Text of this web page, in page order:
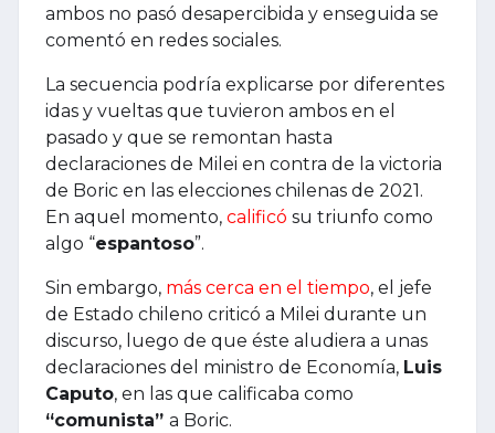
ambos no pasó desapercibida y enseguida se
comentó en redes sociales.
La secuencia podría explicarse por diferentes
idas y vueltas que tuvieron ambos en el
pasado y que se remontan hasta
declaraciones de Milei en contra de la victoria
de Boric en las elecciones chilenas de 2021.
En aquel momento, calificó su triunfo como
algo “espantoso”.
Sin embargo, más cerca en el tiempo, el jefe
de Estado chileno criticó a Milei durante un
discurso, luego de que éste aludiera a unas
declaraciones del ministro de Economía, Luis
Caputo, en las que calificaba como
“comunista” a Boric.